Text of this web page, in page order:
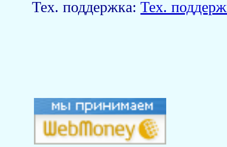
Тех. поддержка:Тех.